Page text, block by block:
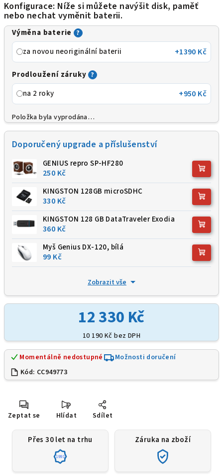
Konfigurace: Níže si můžete navýšit disk, paměť
nebo nechat vyměnit baterii.
Výměna baterie ?
za novou neoriginální baterii +1390 Kč
Prodloužení záruky ?
na 2 roky +950 Kč
Položka byla vyprodána…
Doporučený upgrade a příslušenství
GENIUS repro SP-HF280
250 Kč
KINGSTON 128GB microSDHC
330 Kč
KINGSTON 128 GB DataTraveler Exodia
360 Kč
Myš Genius DX-120, bílá
99 Kč
Zobrazit vše
12 330 Kč
10 190 Kč bez DPH
Momentálně nedostupné
Možnosti doručení
Kód: CC949773
Zeptat se Hlídat Sdílet
Přes 30 let na trhu
1991
Záruka na zboží